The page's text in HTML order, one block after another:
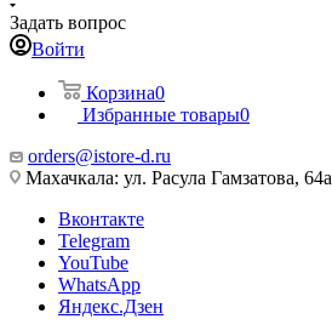
Задать вопрос
Войти
Корзина0
Избранные товары0
orders@istore-d.ru
Махачкала: ул. Расула Гамзатова, 64а
Вконтакте
Telegram
YouTube
WhatsApp
Яндекс.Дзен